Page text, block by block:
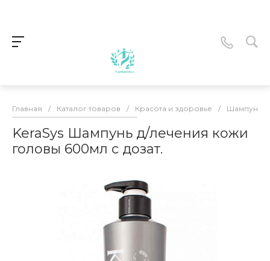
Главная / Каталог товаров / Красота и здоровье / Шампуни
KeraSys Шампунь д/лечения кожи
головы 600мл с дозат.